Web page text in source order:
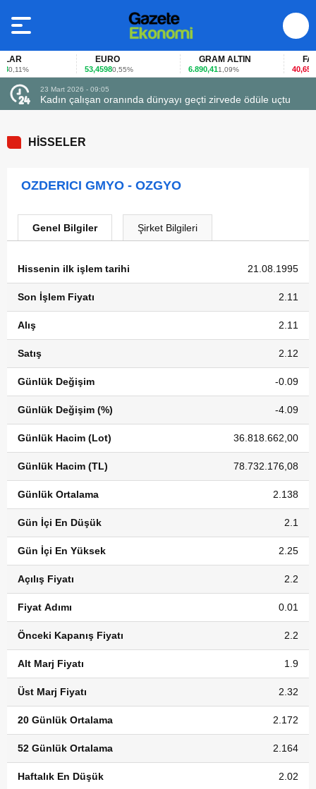
0,11%
EURO
53,45980,55%
GRAM ALTIN
6.890,411,09%
FAİZ
40,65-
23 Mart 2026 - 09:05
Kadın çalışan oranında dünyayı geçti zirvede ödüle uçtu
HİSSELER
OZDERICI GMYO - OZGYO
Genel Bilgiler Şirket Bilgileri
Hissenin ilk işlem tarihi 21.08.1995
Son İşlem Fiyatı 2.11
Alış 2.11
Satış 2.12
Günlük Değişim -0.09
Günlük Değişim (%) -4.09
Günlük Hacim (Lot) 36.818.662,00
Günlük Hacim (TL) 78.732.176,08
Günlük Ortalama 2.138
Gün İçi En Düşük 2.1
Gün İçi En Yüksek 2.25
Açılış Fiyatı 2.2
Fiyat Adımı 0.01
Önceki Kapanış Fiyatı 2.2
Alt Marj Fiyatı 1.9
Üst Marj Fiyatı 2.32
20 Günlük Ortalama 2.172
52 Günlük Ortalama 2.164
Haftalık En Düşük 2.02